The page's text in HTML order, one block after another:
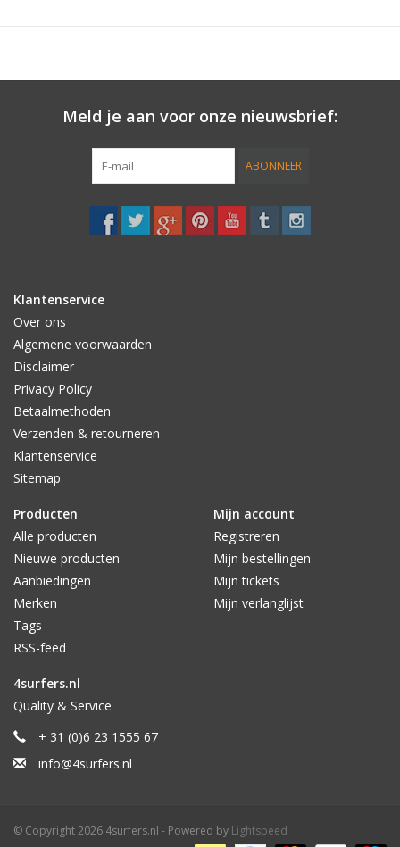
Meld je aan voor onze nieuwsbrief:
ABONNEER
Klantenservice
Over ons
Algemene voorwaarden
Disclaimer
Privacy Policy
Betaalmethoden
Verzenden & retourneren
Klantenservice
Sitemap
Producten
Alle producten
Nieuwe producten
Aanbiedingen
Merken
Tags
RSS-feed
Mijn account
Registreren
Mijn bestellingen
Mijn tickets
Mijn verlanglijst
4surfers.nl
Quality & Service
+ 31 (0)6 23 1555 67
info@4surfers.nl
© Copyright 2026 4surfers.nl - Powered by Lightspeed